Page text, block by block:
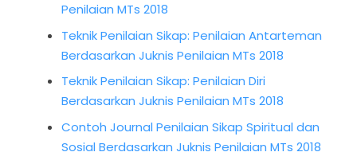
Penilaian MTs 2018
Teknik Penilaian Sikap: Penilaian Antarteman
Berdasarkan Juknis Penilaian MTs 2018
Teknik Penilaian Sikap: Penilaian Diri
Berdasarkan Juknis Penilaian MTs 2018
Contoh Journal Penilaian Sikap Spiritual dan
Sosial Berdasarkan Juknis Penilaian MTs 2018